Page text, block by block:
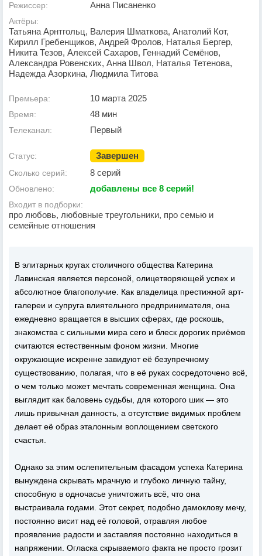
Режиссер: Анна Писаненко
Актёры:
Татьяна Арнтгольц, Валерия Шматкова, Анатолий Кот,
Кирилл Гребенщиков, Андрей Фролов, Наталья Бергер,
Никита Тезов, Алексей Сахаров, Геннадий Семёнов,
Александра Ровенских, Анна Швол, Наталья Тетенова,
Надежда Азоркина, Людмила Титова
Премьера: 10 марта 2025
Время: 48 мин
Телеканал: Первый
Статус: Завершен
Сколько серий: 8 серий
Обновлено: добавлены все 8 серий!
Входит в подборки:
про любовь, любовные треугольники, про семью и
семейные отношения
В элитарных кругах столичного общества Катерина
Лавинская является персоной, олицетворяющей успех и
абсолютное благополучие. Как владелица престижной арт-
галереи и супруга влиятельного предпринимателя, она
ежедневно вращается в высших сферах, где роскошь,
знакомства с сильными мира сего и блеск дорогих приёмов
считаются естественным фоном жизни. Многие
окружающие искренне завидуют её безупречному
существованию, полагая, что в её руках сосредоточено всё,
о чем только может мечтать современная женщина. Она
выглядит как баловень судьбы, для которого шик — это
лишь привычная данность, а отсутствие видимых проблем
делает её образ эталонным воплощением светского
счастья.
Однако за этим ослепительным фасадом успеха Катерина
вынуждена скрывать мрачную и глубоко личную тайну,
способную в одночасье уничтожить всё, что она
выстраивала годами. Этот секрет, подобно дамоклову мечу,
постоянно висит над её головой, отравляя любое
проявление радости и заставляя постоянно находиться в
напряжении. Огласка скрываемого факта не просто грозит